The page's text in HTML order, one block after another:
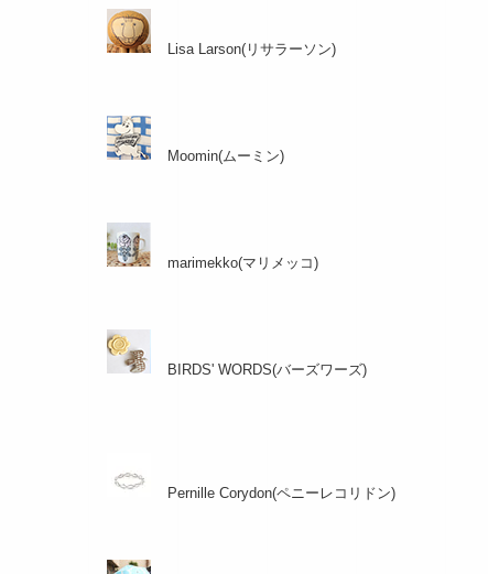
Lisa Larson(リサラーソン)
Moomin(ムーミン)
marimekko(マリメッコ)
BIRDS' WORDS(バーズワーズ)
Pernille Corydon(ペニーレコリドン)